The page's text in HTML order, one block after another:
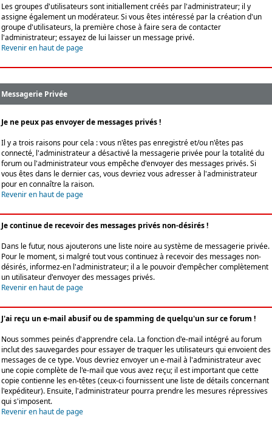
Les groupes d'utilisateurs sont initiallement créés par l'administrateur; il y
assigne également un modérateur. Si vous êtes intéressé par la création d'un
groupe d'utilisateurs, la première chose à faire sera de contacter
l'administrateur; essayez de lui laisser un message privé.
Revenir en haut de page
Messagerie Privée
Je ne peux pas envoyer de messages privés !
Il y a trois raisons pour cela : vous n'êtes pas enregistré et/ou n'êtes pas
connecté, l'administrateur a désactivé la messagerie privée pour la totalité du
forum ou l'administrateur vous empêche d'envoyer des messages privés. Si
vous êtes dans le dernier cas, vous devriez vous adresser à l'administrateur
pour en connaître la raison.
Revenir en haut de page
Je continue de recevoir des messages privés non-désirés !
Dans le futur, nous ajouterons une liste noire au système de messagerie privée.
Pour le moment, si malgré tout vous continuez à recevoir des messages non-
désirés, informez-en l'administrateur; il a le pouvoir d'empêcher complètement
un utilisateur d'envoyer des messages privés.
Revenir en haut de page
J'ai reçu un e-mail abusif ou de spamming de quelqu'un sur ce forum !
Nous sommes peinés d'apprendre cela. La fonction d'e-mail intégré au forum
inclut des sauvegardes pour essayer de traquer les utilisateurs qui envoient des
messages de ce type. Vous devriez envoyer un e-mail à l'administrateur avec
une copie complète de l'e-mail que vous avez reçu; il est important que cette
copie contienne les en-têtes (ceux-ci fournissent une liste de détails concernant
l'expéditeur). Ensuite, l'administrateur pourra prendre les mesures répressives
qui s'imposent.
Revenir en haut de page